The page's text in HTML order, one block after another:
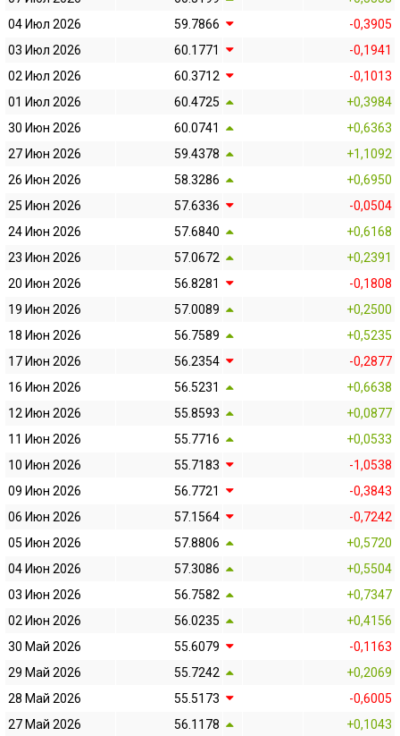
04 Июл 2026
59.7866
-0,3905
03 Июл 2026
60.1771
-0,1941
02 Июл 2026
60.3712
-0,1013
01 Июл 2026
60.4725
+0,3984
30 Июн 2026
60.0741
+0,6363
27 Июн 2026
59.4378
+1,1092
26 Июн 2026
58.3286
+0,6950
25 Июн 2026
57.6336
-0,0504
24 Июн 2026
57.6840
+0,6168
23 Июн 2026
57.0672
+0,2391
20 Июн 2026
56.8281
-0,1808
19 Июн 2026
57.0089
+0,2500
18 Июн 2026
56.7589
+0,5235
17 Июн 2026
56.2354
-0,2877
16 Июн 2026
56.5231
+0,6638
12 Июн 2026
55.8593
+0,0877
11 Июн 2026
55.7716
+0,0533
10 Июн 2026
55.7183
-1,0538
09 Июн 2026
56.7721
-0,3843
06 Июн 2026
57.1564
-0,7242
05 Июн 2026
57.8806
+0,5720
04 Июн 2026
57.3086
+0,5504
03 Июн 2026
56.7582
+0,7347
02 Июн 2026
56.0235
+0,4156
30 Май 2026
55.6079
-0,1163
29 Май 2026
55.7242
+0,2069
28 Май 2026
55.5173
-0,6005
27 Май 2026
56.1178 +0,1043